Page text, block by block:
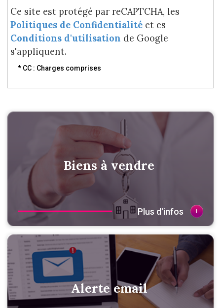
Ce site est protégé par reCAPTCHA, les
Politiques de Confidentialité et es
Conditions d'utilisation de Google
s'appliquent.
* CC : Charges comprises
Biens à vendre
Plus d'infos +
Alerte email